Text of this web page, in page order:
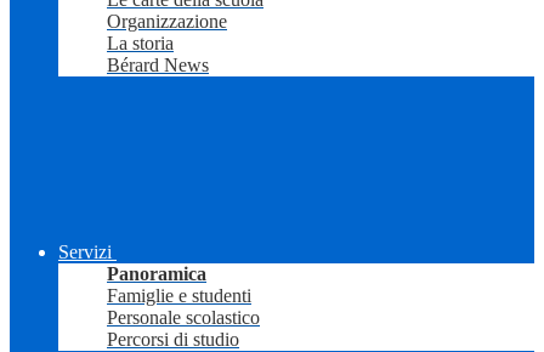
Organizzazione
La storia
Bérard News
Servizi
Panoramica
Famiglie e studenti
Personale scolastico
Percorsi di studio